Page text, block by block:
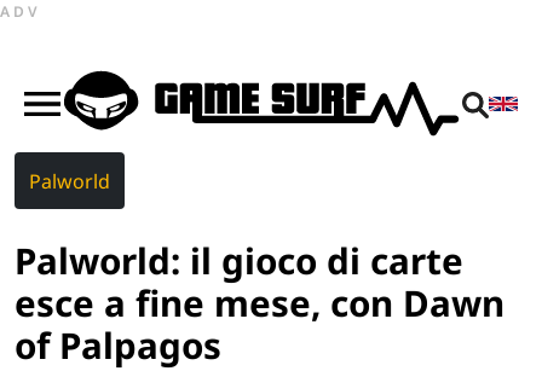
ADV
Palworld
Palworld: il gioco di carte
esce a fine mese, con Dawn
of Palpagos